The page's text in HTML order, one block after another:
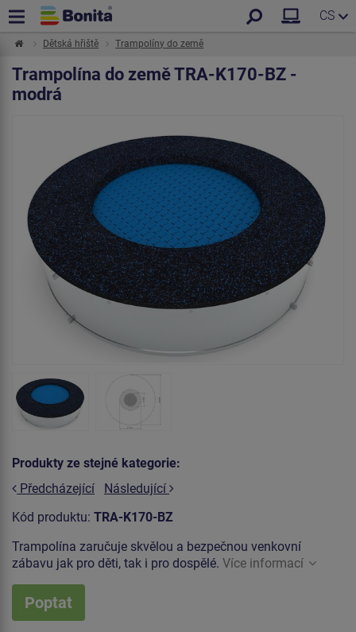
CS
Dětská hřiště Trampolíny do země
Trampolína do země TRA-K170-BZ -
modrá
Produkty ze stejné kategorie:
Předcházející
Následující
Kód produktu: TRA-K170-BZ
Trampolína zaručuje skvělou a bezpečnou venkovní
zábavu jak pro děti, tak i pro dospělé. Více informací
Poptat